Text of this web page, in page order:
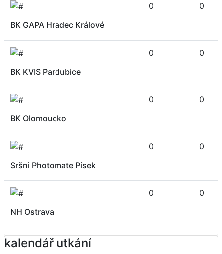
BK GAPA Hradec Králové
0 0
BK KVIS Pardubice
0 0
BK Olomoucko
0 0
Sršni Photomate Písek
0 0
NH Ostrava
0 0
kalendář utkání